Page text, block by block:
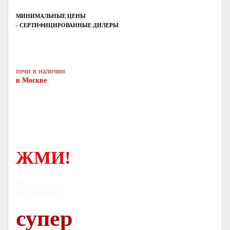
МИНИМАЛЬНЫЕ ЦЕНЫ
- СЕРТИФИЦИРОВАННЫЕ ДИЛЕРЫ
печи в наличии
в Москве
ЖМИ!
супер